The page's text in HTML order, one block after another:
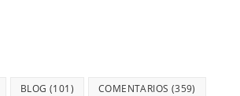
BLOG (101) COMENTARIOS (359)